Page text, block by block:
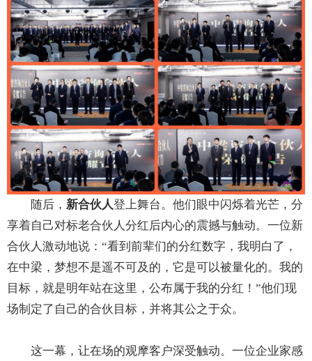
随后， 新合伙人登上舞台。他们眼中闪烁着光芒，分
享着自己对标老合伙人分红后内心的震撼与触动。一位新
合伙人激动地说：“看到前辈们的分红数字，我明白了，
在中梁，梦想不是遥不可及的，它是可以被量化的。我的
目标，就是明年站在这里，公布属于我的分红！”他们现
场制定了自己的合伙目标，并将其公之于众。
这一幕，让在场的观摩客户深受触动。一位企业家感